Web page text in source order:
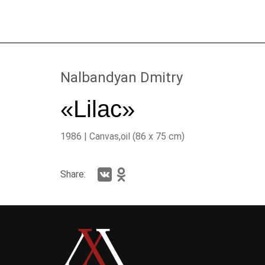
Nalbandyan Dmitry
«Lilac»
1986 | Canvas,oil (86 х 75 cm)
Share: